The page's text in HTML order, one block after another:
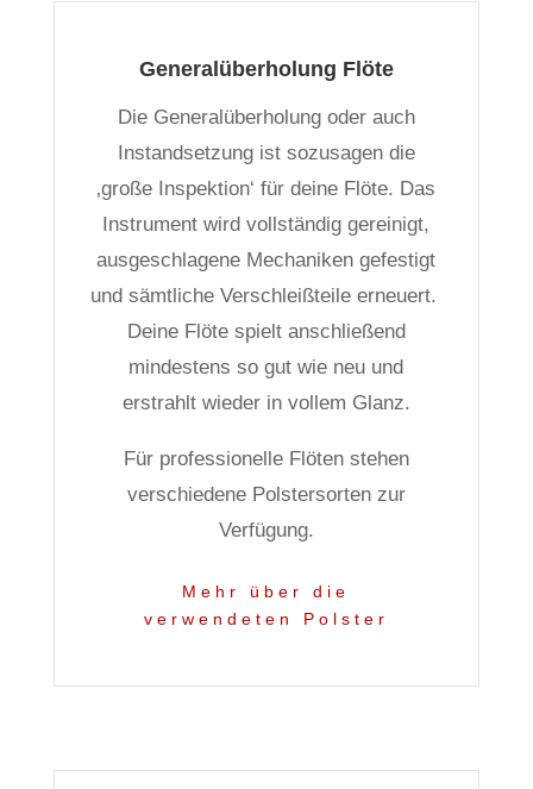
Generalüberholung Flöte
Die Generalüberholung oder auch
Instandsetzung ist sozusagen die
‚große Inspektion‘ für deine Flöte. Das
Instrument wird vollständig gereinigt,
ausgeschlagene Mechaniken gefestigt
und sämtliche Verschleißteile erneuert.
Deine Flöte spielt anschließend
mindestens so gut wie neu und
erstrahlt wieder in vollem Glanz.
Für professionelle Flöten stehen
verschiedene Polstersorten zur
Verfügung.
Mehr über die
verwendeten Polster